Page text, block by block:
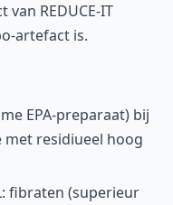
REDUCE-IT
artefact is.
EPA-preparaat) bij
met residiueel hoog
fibraten (superieur